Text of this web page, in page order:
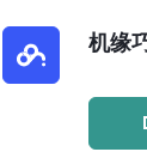
机缘